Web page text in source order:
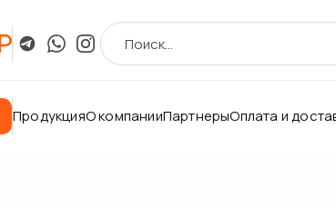
ПродукцияО компанииПартнерыОплата и